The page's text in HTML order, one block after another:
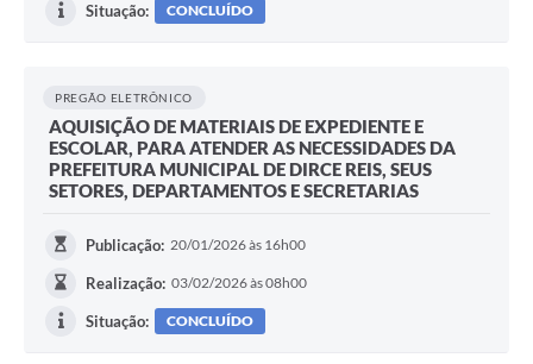
Situação: CONCLUÍDO
PREGÃO ELETRÔNICO
AQUISIÇÃO DE MATERIAIS DE EXPEDIENTE E
ESCOLAR, PARA ATENDER AS NECESSIDADES DA
PREFEITURA MUNICIPAL DE DIRCE REIS, SEUS
SETORES, DEPARTAMENTOS E SECRETARIAS
Publicação: 20/01/2026 às 16h00
Realização: 03/02/2026 às 08h00
Situação: CONCLUÍDO